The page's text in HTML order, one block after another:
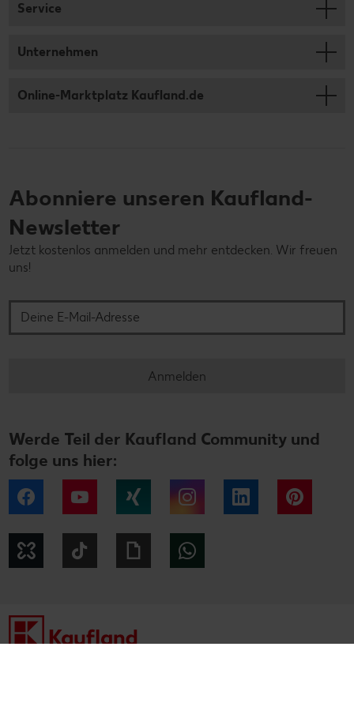
Service
Unternehmen
Online-Marktplatz Kaufland.de
Abonniere unseren Kaufland-
Newsletter
Jetzt kostenlos anmelden und mehr entdecken. Wir freuen
uns!
Anmelden
Werde Teil der Kaufland Community und
folge uns hier:
Facebook YouTube Instagram LinkedIn
Kununu Giphy